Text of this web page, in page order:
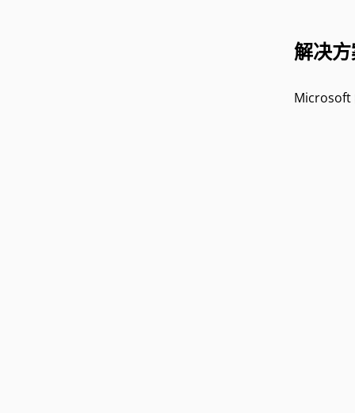
解决
Microsoft